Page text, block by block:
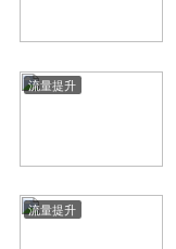
流量提升
流量提升